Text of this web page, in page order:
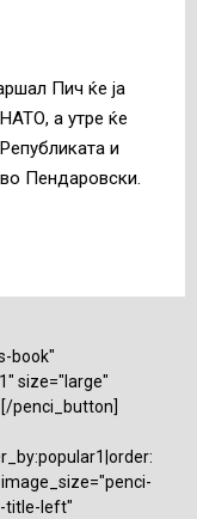
Пич ќе ја
а утре ќе
и
Пендаровски.
book"
size="large"
[/penci_button]
title-left"